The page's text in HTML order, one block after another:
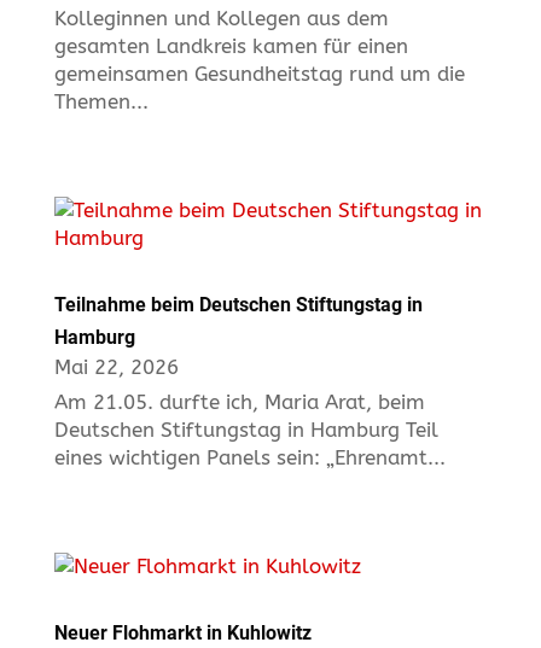
Kolleginnen und Kollegen aus dem
gesamten Landkreis kamen für einen
gemeinsamen Gesundheitstag rund um die
Themen...
Teilnahme beim Deutschen Stiftungstag in
Hamburg
Mai 22, 2026
Am 21.05. durfte ich, Maria Arat, beim
Deutschen Stiftungstag in Hamburg Teil
eines wichtigen Panels sein: „Ehrenamt...
Neuer Flohmarkt in Kuhlowitz